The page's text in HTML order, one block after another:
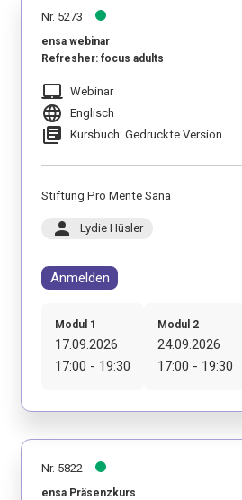
Nr. 5273
ensa webinar
Refresher: focus adults
laptop_mac Webinar
language Englisch
library_books Kursbuch: Gedruckte Version
Stiftung Pro Mente Sana
person Lydie Hüsler
Anmelden
Modul 1
17.09.2026
17:00 - 19:30
Modul 2
24.09.2026
17:00 - 19:30
Nr. 5822
ensa Präsenzkurs